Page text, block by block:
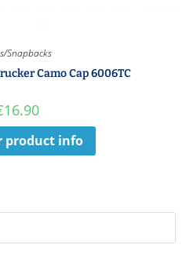
Snapbacks
Camo Cap 6006TC
16.90
product info